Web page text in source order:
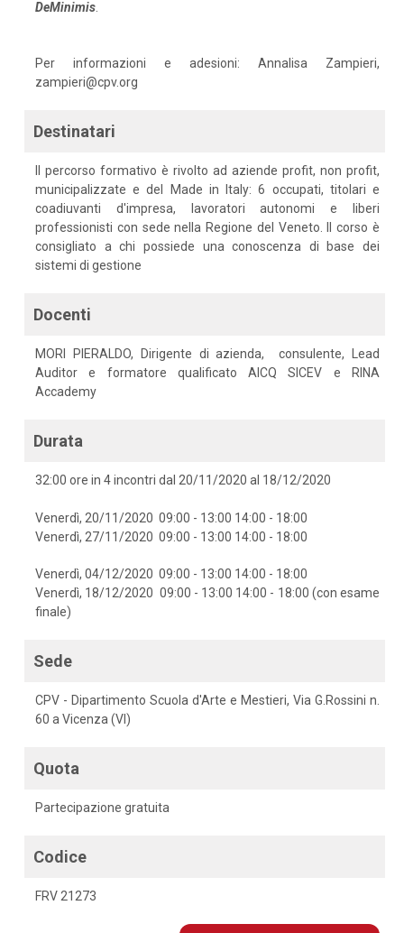
DeMinimis
Per informazioni e adesioni: Annalisa Zampieri,
zampieri@cpv.org
Destinatari
Il percorso formativo è rivolto ad aziende profit, non profit,
municipalizzate e del Made in Italy: 6 occupati, titolari e
coadiuvanti d'impresa, lavoratori autonomi e liberi
professionisti con sede nella Regione del Veneto. Il corso è
consigliato a chi possiede una conoscenza di base dei
sistemi di gestione
Docenti
MORI PIERALDO, Dirigente di azienda, consulente, Lead
Auditor e formatore qualificato AICQ SICEV e RINA
Accademy
Durata
32:00 ore in 4 incontri dal 20/11/2020 al 18/12/2020
Venerdì, 20/11/2020 09:00 - 13:00 14:00 - 18:00
Venerdì, 27/11/2020 09:00 - 13:00 14:00 - 18:00
Venerdì, 04/12/2020 09:00 - 13:00 14:00 - 18:00
Venerdì, 18/12/2020 09:00 - 13:00 14:00 - 18:00 (con esame
finale)
Sede
CPV - Dipartimento Scuola d'Arte e Mestieri, Via G.Rossini n.
60 a Vicenza (VI)
Quota
Partecipazione gratuita
Codice
FRV 21273